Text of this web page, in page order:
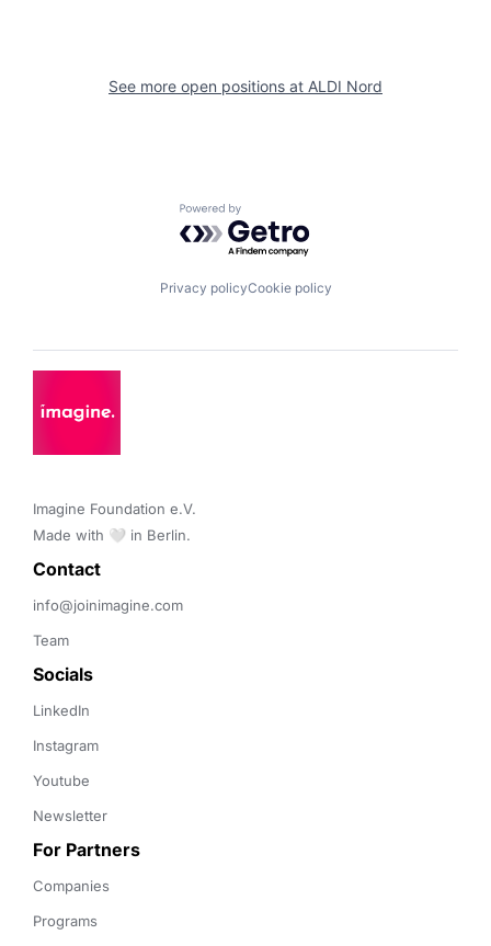
See more open positions at ALDI Nord
Powered by Getro.com
Privacy policyCookie policy
Imagine Foundation e.V.
Made with 🤍 in Berlin.
Contact
info@joinimagine.com
Team
Socials
LinkedIn
Instagram
Youtube
Newsletter
For Partners
Companies
Programs